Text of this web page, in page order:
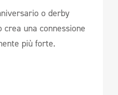
o derby
una connessione
più forte.